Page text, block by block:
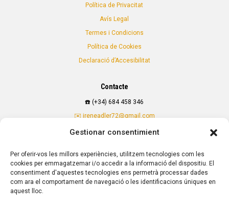
Gestionar consentimient
Per oferir-vos les millors experiències, utilitzem tecnologies com les
cookies per emmagatzemar i/o accedir a la informació del dispositiu. El
consentiment d'aquestes tecnologies ens permetrà processar dades
com ara el comportament de navegació o les identificacions úniques en
aquest lloc.
Política de Privacitat
Avís Legal
Termes i Condicions
Política de Cookies
Declaració d’Accesibilitat
Contacte
☎️ (+34) 684 458 346
✉️ ireneadler72@gmail.com
📍Barcelona
Tots els drets reservats © Olga Payan 2025